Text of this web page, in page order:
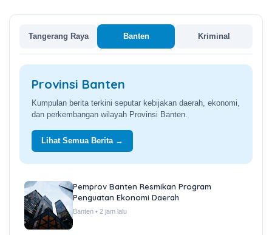
Tangerang Raya Banten Kriminal
Provinsi Banten
Kumpulan berita terkini seputar kebijakan daerah, ekonomi,
dan perkembangan wilayah Provinsi Banten.
Lihat Semua Berita →
Pemprov Banten Resmikan Program
Penguatan Ekonomi Daerah
Banten • 2 jam lalu